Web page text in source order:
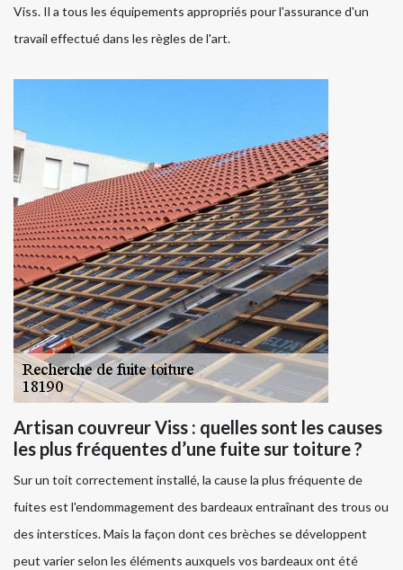
Viss. Il a tous les équipements appropriés pour l'assurance d'un
travail effectué dans les règles de l'art.
Artisan couvreur Viss : quelles sont les causes
les plus fréquentes d’une fuite sur toiture ?
Sur un toit correctement installé, la cause la plus fréquente de
fuites est l'endommagement des bardeaux entraînant des trous ou
des interstices. Mais la façon dont ces brèches se développent
peut varier selon les éléments auxquels vos bardeaux ont été